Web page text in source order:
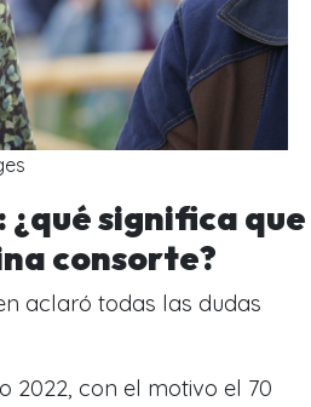
significa que
consorte?
aclaró todas las dudas
2022, con el motivo el 70